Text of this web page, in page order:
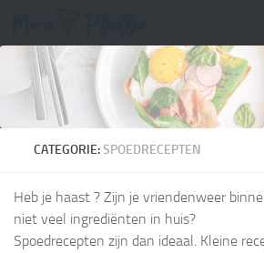
CATEGORIE:SPOEDRECEPTEN
Heb je haast ? Zijn je vriendenweer
niet veel ingrediënten in huis?
Spoedrecepten zijn dan ideaal. Kleine